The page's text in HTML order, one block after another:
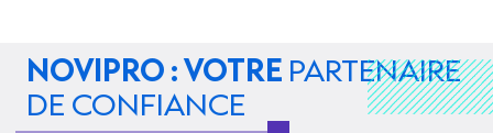
NOVIPRO : VOTRE PARTENAIRE
DE CONFIANCE